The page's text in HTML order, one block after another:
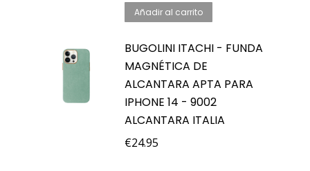
Añadir al carrito
BUGOLINI ITACHI - FUNDA
MAGNÉTICA DE
ALCANTARA APTA PARA
IPHONE 14 - 9002
ALCANTARA ITALIA
€24.95